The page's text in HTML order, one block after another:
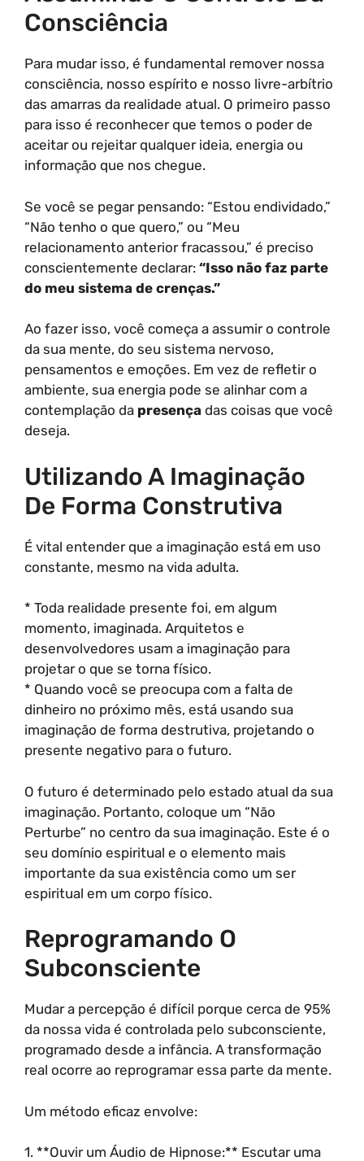
Consciência
Para mudar isso, é fundamental remover nossa
consciência, nosso espírito e nosso livre-arbítrio
das amarras da realidade atual. O primeiro passo
para isso é reconhecer que temos o poder de
aceitar ou rejeitar qualquer ideia, energia ou
informação que nos chegue.
Se você se pegar pensando: “Estou endividado,”
“Não tenho o que quero,” ou “Meu
relacionamento anterior fracassou,” é preciso
conscientemente declarar: “Isso não faz parte
do meu sistema de crenças.”
Ao fazer isso, você começa a assumir o controle
da sua mente, do seu sistema nervoso,
pensamentos e emoções. Em vez de refletir o
ambiente, sua energia pode se alinhar com a
contemplação da presença das coisas que você
deseja.
Utilizando A Imaginação
De Forma Construtiva
É vital entender que a imaginação está em uso
constante, mesmo na vida adulta.
* Toda realidade presente foi, em algum
momento, imaginada. Arquitetos e
desenvolvedores usam a imaginação para
projetar o que se torna físico.
* Quando você se preocupa com a falta de
dinheiro no próximo mês, está usando sua
imaginação de forma destrutiva, projetando o
presente negativo para o futuro.
O futuro é determinado pelo estado atual da sua
imaginação. Portanto, coloque um “Não
Perturbe” no centro da sua imaginação. Este é o
seu domínio espiritual e o elemento mais
importante da sua existência como um ser
espiritual em um corpo físico.
Reprogramando O
Subconsciente
Mudar a percepção é difícil porque cerca de 95%
da nossa vida é controlada pelo subconsciente,
programado desde a infância. A transformação
real ocorre ao reprogramar essa parte da mente.
Um método eficaz envolve:
1. **Ouvir um Áudio de Hipnose:** Escutar uma